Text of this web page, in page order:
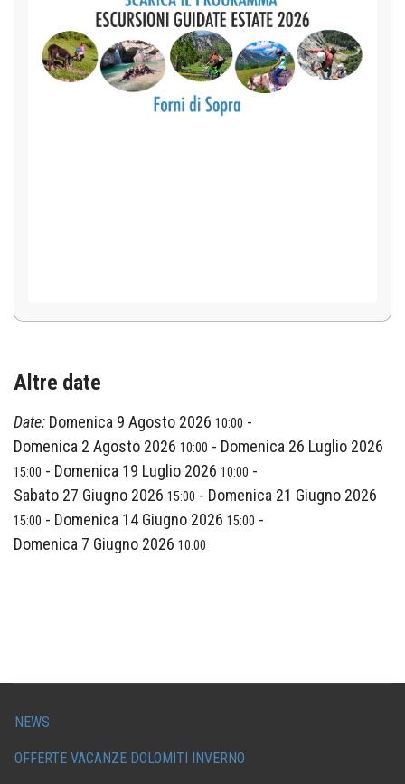
Altre date
Date: Domenica 9 Agosto 2026 10:00 -
Domenica 2 Agosto 2026 10:00 - Domenica 26 Luglio 2026
15:00 - Domenica 19 Luglio 2026 10:00 -
Sabato 27 Giugno 2026 15:00 - Domenica 21 Giugno 2026
15:00 - Domenica 14 Giugno 2026 15:00 -
Domenica 7 Giugno 2026 10:00
NEWS
OFFERTE VACANZE DOLOMITI INVERNO